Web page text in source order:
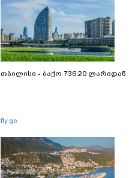
თბილისი - ბაქო 736.20 ლარიდან
fly.ge